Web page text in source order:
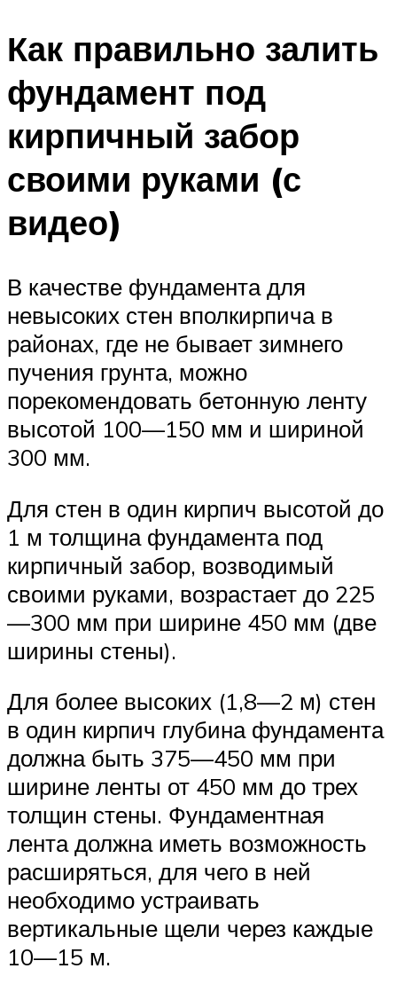
Как правильно залить
фундамент под
кирпичный забор
своими руками (с
видео)
В качестве фундамента для
невысоких стен вполкирпича в
районах, где не бывает зимнего
пучения грунта, можно
порекомендовать бетонную ленту
высотой 100—150 мм и шириной
300 мм.
Для стен в один кирпич высотой до
1 м толщина фундамента под
кирпичный забор, возводимый
своими руками, возрастает до 225
—300 мм при ширине 450 мм (две
ширины стены).
Для более высоких (1,8—2 м) стен
в один кирпич глубина фундамента
должна быть 375—450 мм при
ширине ленты от 450 мм до трех
толщин стены. Фундаментная
лента должна иметь возможность
расширяться, для чего в ней
необходимо устраивать
вертикальные щели через каждые
10—15 м.